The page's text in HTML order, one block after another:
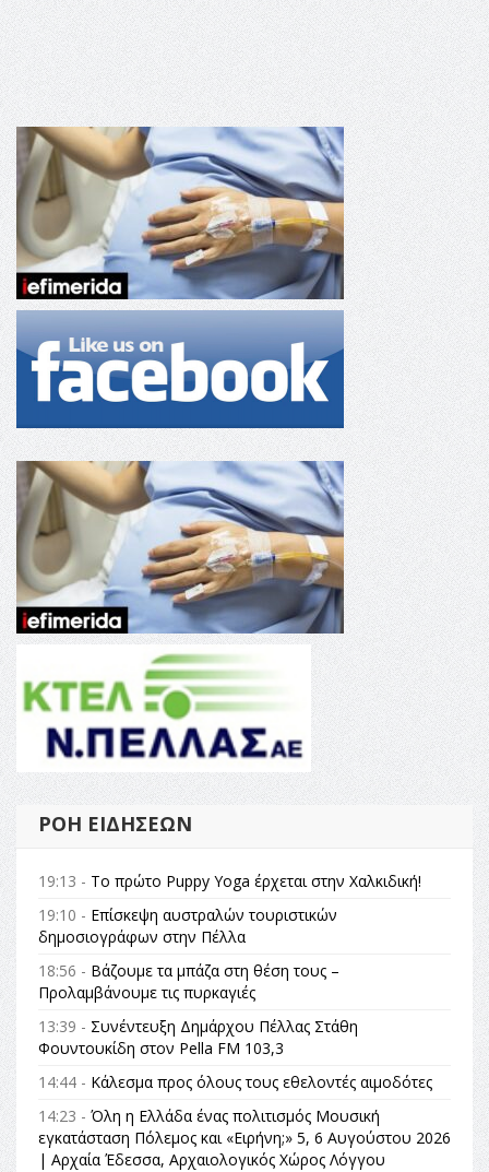
ΡΟΉ ΕΙΔΉΣΕΩΝ
19:13 - Το πρώτο Puppy Yoga έρχεται στην Χαλκιδική!
19:10 - Επίσκεψη αυστραλών τουριστικών
δημοσιογράφων στην Πέλλα
18:56 - Βάζουμε τα μπάζα στη θέση τους –
Προλαμβάνουμε τις πυρκαγιές
13:39 - Συνέντευξη Δημάρχου Πέλλας Στάθη
Φουντουκίδη στον Pella FM 103,3
14:44 - Κάλεσμα προς όλους τους εθελοντές αιμοδότες
14:23 - Όλη η Ελλάδα ένας πολιτισμός Μουσική
εγκατάσταση Πόλεμος και «Ειρήνη;» 5, 6 Αυγούστου 2026
| Αρχαία Έδεσσα, Αρχαιολογικός Χώρος Λόγγου